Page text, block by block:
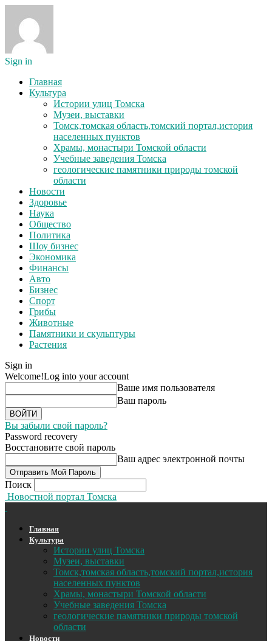
Sign in
Главная
Культура
Истории улиц Томска
Музеи, выставки
Томск,томская область,томский портал,история
населенных пунктов
Храмы, монастыри Томской области
Учебные заведения Томска
геологические памятники природы томской
области
Новости
Здоровье
Наука
Общество
Политика
Шоу бизнес
Экономика
Финансы
Авто
Бизнес
Спорт
Грибы
Животные
Памятники и скульптуры
Растения
Sign in
Welcome!Log into your account
Ваше имя пользователя
Ваш пароль
Вы забыли свой пароль?
Password recovery
Восстановите свой пароль
Ваш адрес электронной почты
Поиск
Новостной портал Томска
Главная
Культура
Истории улиц Томска
Музеи, выставки
Томск,томская область,томский портал,история
населенных пунктов
Храмы, монастыри Томской области
Учебные заведения Томска
геологические памятники природы томской
области
Новости